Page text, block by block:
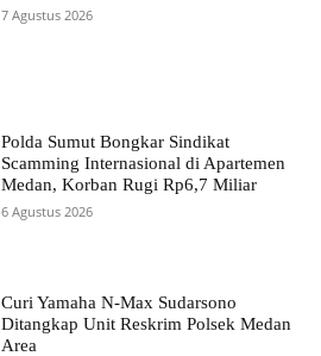
7 Agustus 2026
Polda Sumut Bongkar Sindikat
Scamming Internasional di Apartemen
Medan, Korban Rugi Rp6,7 Miliar
6 Agustus 2026
Curi Yamaha N-Max Sudarsono
Ditangkap Unit Reskrim Polsek Medan
Area